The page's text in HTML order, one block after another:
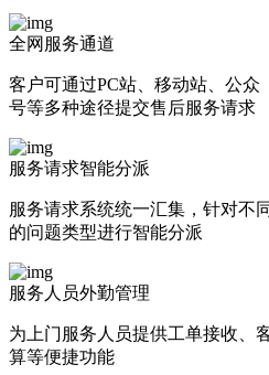
全网服务通道
客户可通过PC站、移动站、公众
号等多种途径提交售后服务请求
服务请求智能分派
服务请求系统统一汇集，针对不同
的问题类型进行智能分派
服务人员外勤管理
为上门服务人员提供工单接收、
算等便捷功能